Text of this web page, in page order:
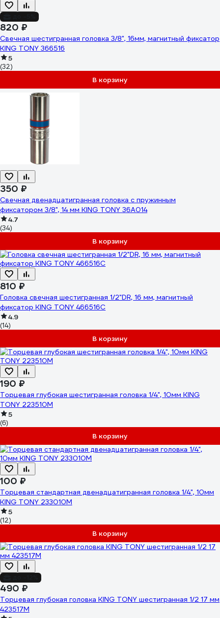
820 ₽
Свечная шестигранная головка 3/8", 16мм, магнитный фиксатор
KING TONY 366516
5
(32)
В корзину
350 ₽
Свечная двенадцатигранная головка с пружинным
фиксатором 3/8", 14 мм KING TONY 36A014
4.7
(34)
В корзину
810 ₽
Головка свечная шестигранная 1/2"DR, 16 мм, магнитный
фиксатор KING TONY 466516C
4.9
(14)
В корзину
190 ₽
Торцевая глубокая шестигранная головка 1/4", 10мм KING
TONY 223510M
5
(6)
В корзину
100 ₽
Торцевая стандартная двенадцатигранная головка 1/4", 10мм
KING TONY 233010M
5
(12)
В корзину
490 ₽
Торцевая глубокая головка KING TONY шестигранная 1/2 17 мм
423517M